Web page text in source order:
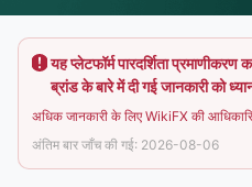
यह प्लेटफॉर्म पारदर्शिता
ब्रांड के बारे में दी गई जानकारी को
अधिक जानकारी के लिए WikiFX की
अंतिम बार जाँच की गई: 2026-08-06